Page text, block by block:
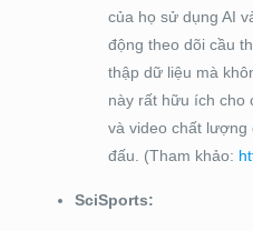
của họ sử dụng AI
động theo dõi cầu
thập dữ liệu mà
này rất hữu ích cho
và video chất lượng
đấu. (Tham khảo:
SciSports: